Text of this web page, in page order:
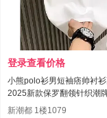
登录查看价格
小熊polo衫男短袖痞帅衬
2025新款保罗翻领针织潮
新潮都 1楼1079